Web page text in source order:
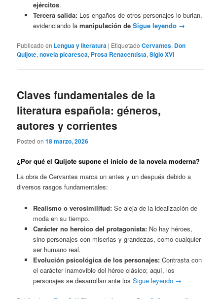
ejércitos.
Tercera salida:Los engaños de otros personajes lo burlan,
evidenciando la manipulación de Sigue leyendo →
Publicado en Lengua y literatura | Etiquetado Cervantes, Don
Quijote,novela picaresca, Prosa Renacentista,Siglo XVI
Claves fundamentales de la
literatura española: géneros,
autores y corrientes
Posted on18 marzo, 2026
¿Por qué el Quijote supone el inicio de la novela moderna?
La obra de Cervantes marca un antes y un después debido a
diversos rasgos fundamentales:
Realismo o verosimilitud:Se aleja de la idealización de
moda en su tiempo.
Carácter no heroico del protagonista:No hay héroes,
sino personajes con miserias y grandezas, como cualquier
ser humano real.
Evolución psicológica de los personajes:Contrasta con
el carácter inamovible del héroe clásico; aquí, los
personajes se desarrollan ante los Sigue leyendo →